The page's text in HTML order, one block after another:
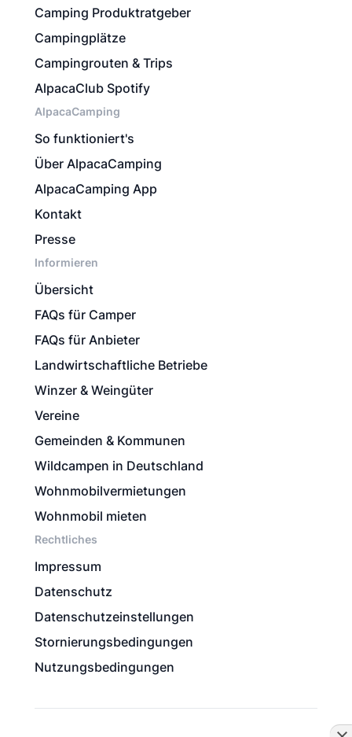
Camping Produktratgeber
Campingplätze
Campingrouten & Trips
AlpacaClub Spotify
AlpacaCamping
So funktioniert's
Über AlpacaCamping
AlpacaCamping App
Kontakt
Presse
Informieren
Übersicht
FAQs für Camper
FAQs für Anbieter
Landwirtschaftliche Betriebe
Winzer & Weingüter
Vereine
Gemeinden & Kommunen
Wildcampen in Deutschland
Wohnmobilvermietungen
Wohnmobil mieten
Rechtliches
Impressum
Datenschutz
Datenschutzeinstellungen
Stornierungsbedingungen
Nutzungsbedingungen